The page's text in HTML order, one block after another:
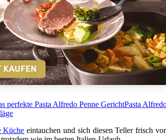
perfekte Pasta Alfredo Penne GerichtPasta
Küche eintauchen und sich diesen Teller frisch